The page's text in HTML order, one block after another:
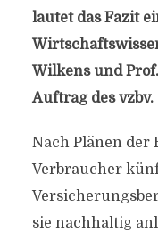
lautet das Fazit
Wilkens und
Auftrag des vzbv.
Nach Plänen der
Verbraucher
sie nachhaltig